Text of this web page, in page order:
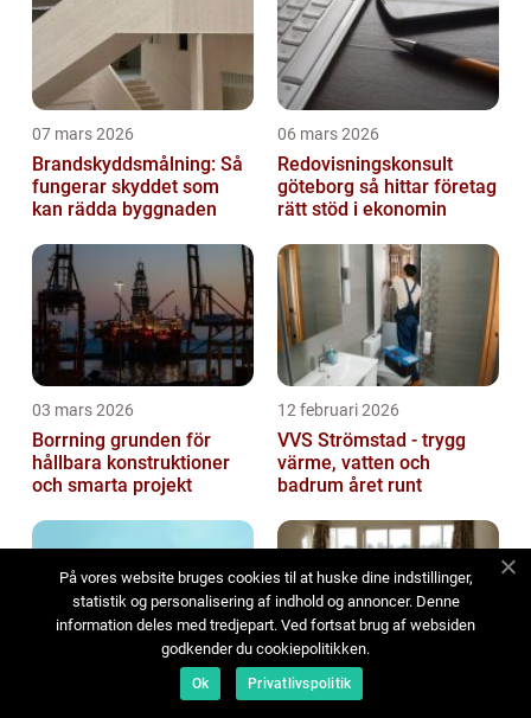
07 mars 2026
Brandskyddsmålning: Så
fungerar skyddet som
kan rädda byggnaden
06 mars 2026
Redovisningskonsult
göteborg så hittar företag
rätt stöd i ekonomin
03 mars 2026
Borrning grunden för
hållbara konstruktioner
och smarta projekt
12 februari 2026
VVS Strömstad - trygg
värme, vatten och
badrum året runt
10 februari 2026
På vores website bruges cookies til at huske dine indstillinger,
statistik og personalisering af indhold og annoncer. Denne
information deles med tredjepart. Ved fortsat brug af websiden
godkender du cookiepolitikken.
Ok Privatlivspolitik